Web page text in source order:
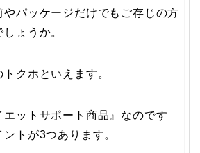
やパッケージだけでもご存じの方
ょうか。
クホといえます。
エットサポート商品』なのです
トが3つあります。